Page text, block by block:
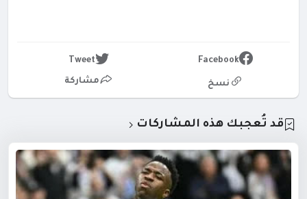
Facebook
Tweet
نسخ مشاركة
قد تُعجبك هذه المشاركات